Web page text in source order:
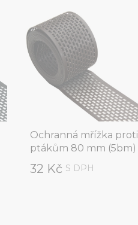
Ochranná mřížka proti
ptákům 80 mm (5bm)
32 Kč S DPH